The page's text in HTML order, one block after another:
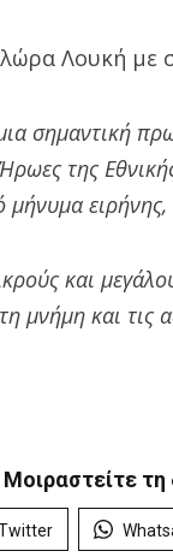
Λουκή με
σημαντική
της
και
μνήμη και τις
Μοιραστείτε τη